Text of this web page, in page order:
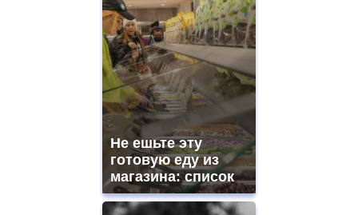
Не ешьте эту
готовую еду из
магазина: список